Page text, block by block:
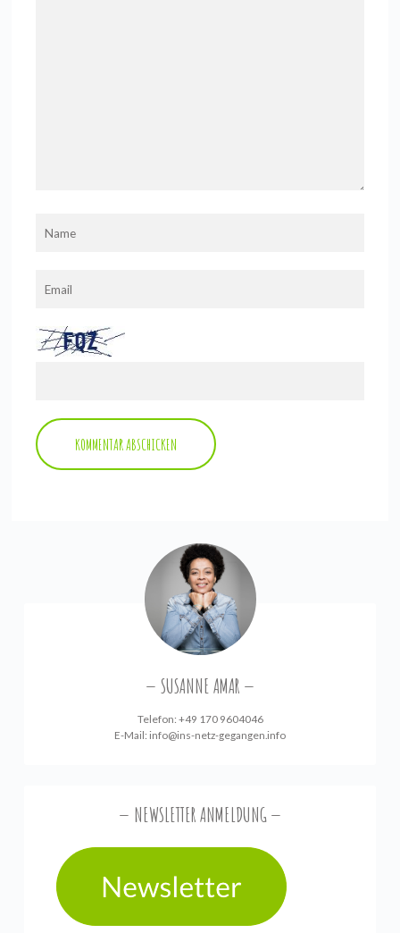
SUSANNE AMAR
Telefon: +49 170 9604046
E-Mail: info@ins-netz-gegangen.info
NEWSLETTER ANMELDUNG